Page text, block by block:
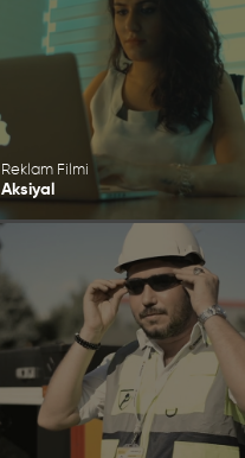
Reklam Filmi
Aksiyal